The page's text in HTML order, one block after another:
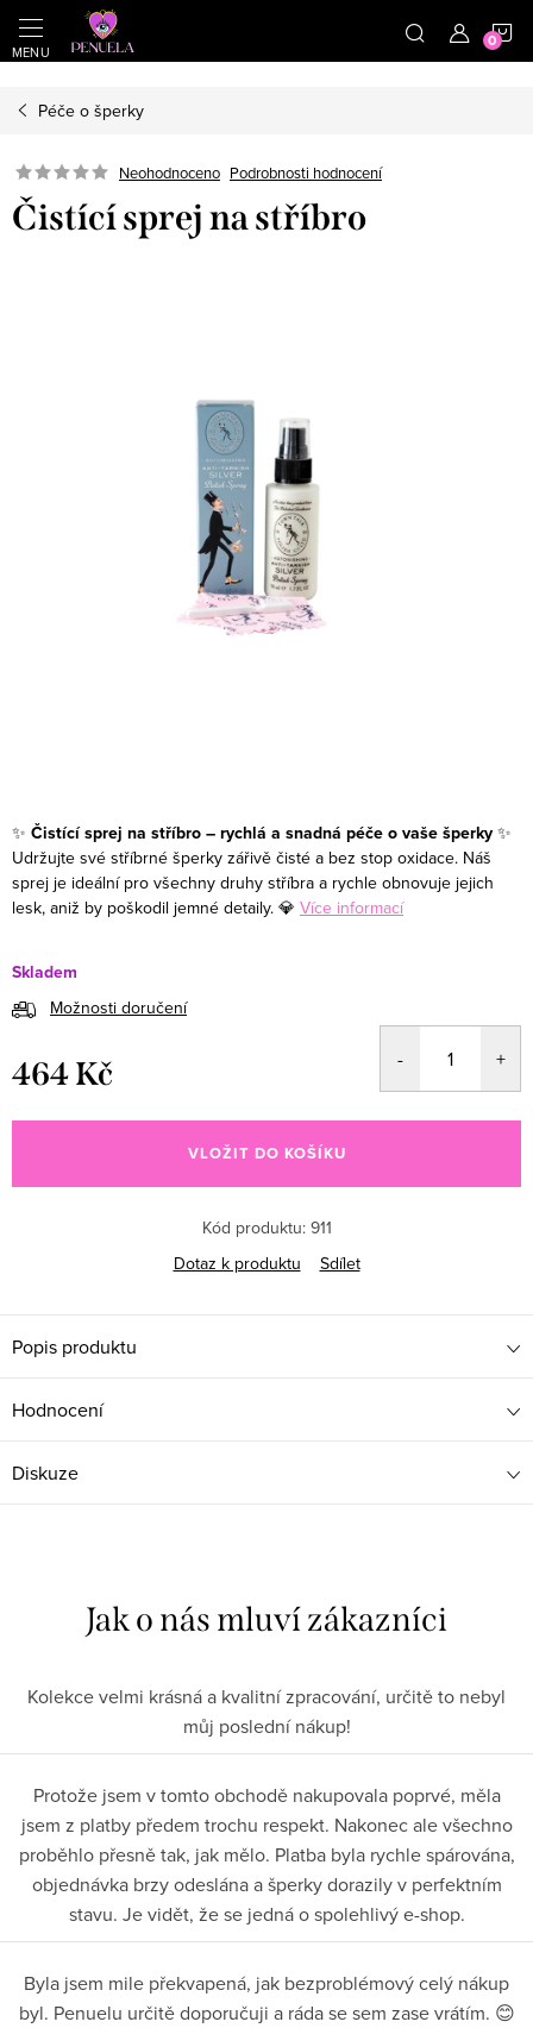
https://cz.pinterest.com/shoppenuela/
Přejít na obsah
Péče o šperky
Neohodnoceno Podrobnosti hodnocení
Čistící sprej na stříbro
✨ Čistící sprej na stříbro – rychlá a snadná péče o vaše šperky ✨
Udržujte své stříbrné šperky zářivě čisté a bez stop oxidace. Náš
sprej je ideální pro všechny druhy stříbra a rychle obnovuje jejich
lesk, aniž by poškodil jemné detaily. 💎 Více informací
Skladem
Možnosti doručení
464 Kč
VLOŽIT DO KOŠÍKU
Kód produktu: 911
Dotaz k produktu
Sdílet
Popis produktu
Hodnocení
Diskuze
Kolekce velmi krásná a kvalitní zpracování, určitě to nebyl
můj poslední nákup!
Protože jsem v tomto obchodě nakupovala poprvé, měla
jsem z platby předem trochu respekt. Nakonec ale všechno
proběhlo přesně tak, jak mělo. Platba byla rychle spárována,
objednávka brzy odeslána a šperky dorazily v perfektním
stavu. Je vidět, že se jedná o spolehlivý e-shop.
Byla jsem mile překvapená, jak bezproblémový celý nákup
byl. Penuelu určitě doporučuji a ráda se sem zase vrátím. 😊